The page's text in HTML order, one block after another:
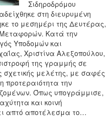
Σιδηροδρόμου
στη διευρυμένη
το μεσημέρι της Δευτέρας,
Μεταφορών. Κατά την
Υποδομών και
Χριστίνα Αλεξοπούλου,
της γραμμής σε
σχετικής μελέτης, με σαφές
προτεραιότητα την
Όπως υπογράμμισε,
και κοινή
απτό αποτέλεσμα το…